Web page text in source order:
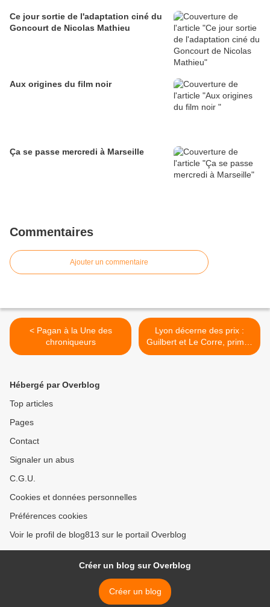
Ce jour sortie de l'adaptation ciné du
Goncourt de Nicolas Mathieu
Aux origines du film noir
Ça se passe mercredi à Marseille
Commentaires
Ajouter un commentaire
< Pagan à la Une des
chroniqueurs
Lyon décerne des prix :
Guilbert et Le Corre, primés
>
Hébergé par Overblog
Top articles
Pages
Contact
Signaler un abus
C.G.U.
Cookies et données personnelles
Préférences cookies
Voir le profil de blog813 sur le portail Overblog
Créer un blog sur Overblog
Créer un blog